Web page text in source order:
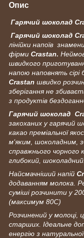
Опис
Гарячий шоколад
Гарячий шоколад
лінійки напоїв
фірми Crastan.
швидкого
напою наповнять сірі
Crastan швидко
зберігання не
з продуктів
Гарячий шоколад
закоханих у гарячий
какао преміальної
м'яким, шоколадним,
справжнього чорного
глибокий, шоколадний.
Найсмачніший напій
додаванням молока.
суміші розчинити у
(максимум 80С)
Розчинений у молоці,
старших. Ідеальне
енергію з